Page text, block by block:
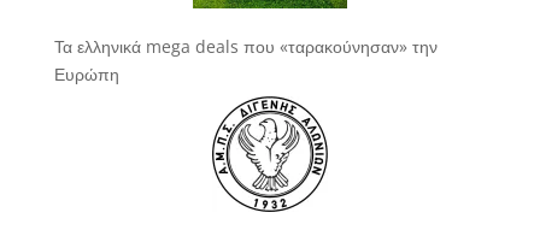
Τα ελληνικά mega deals που «ταρακούνησαν» την
Ευρώπη